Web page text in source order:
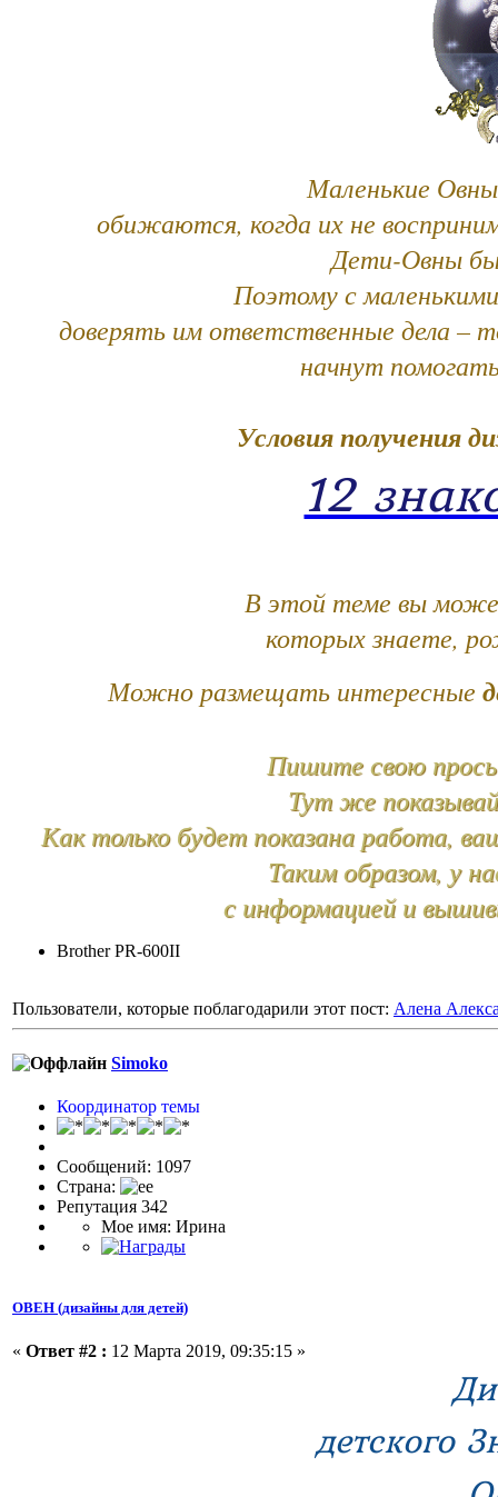
Маленькие
обижаются, когда их не
Дети-Овны
Поэтому с
доверять им ответственные дела –
начнут
Условия получения
12
В этой теме вы
которых знаете,
Можно размещать интересные
Пишите свою
Тут же
Как только будет показана работа,
Таким образом, у
с информацией и
Brother PR-600II
Пользователи, которые поблагодарили этот пост: Алена
Simoko
Координатор темы
Сообщений: 1097
Страна:
Репутация 342
Мое имя: Ирина
ОВЕН (дизайны для детей)
« Ответ #2 : 12 Марта 2019, 09:35:15 »
детского